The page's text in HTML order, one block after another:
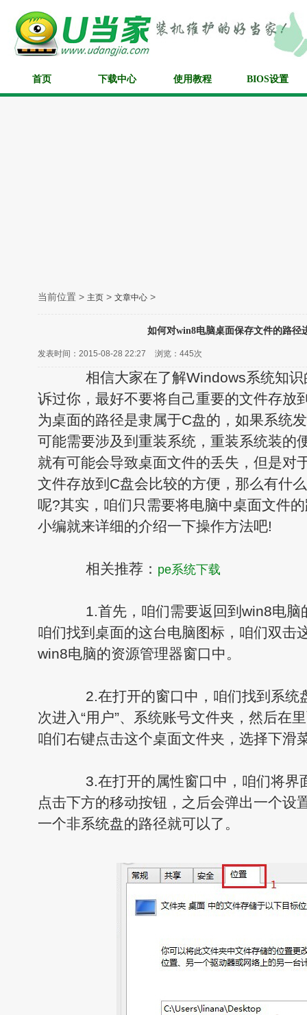
首页 下载中心 使用教程 BIOS设置
当前位置 > 主页 > 文章中心 >
如何对win8电脑桌面保存文件的路径
发表时间：2015-08-28 22:27 浏览： 445次
相信大家在了解Windows系统知识
诉过你，最好不要将自己重要的文件存放
为桌面的路径是隶属于C盘的，如果系统
可能需要涉及到重装系统，重装系统装的
就有可能会导致桌面文件的丢失，但是对
文件存放到C盘会比较的方便，那么有什
呢?其实，咱们只需要将电脑中桌面文件
小编就来详细的介绍一下操作方法吧!
相关推荐： pe系统下载
1.首先，咱们需要返回到win8电脑
咱们找到桌面的这台电脑图标，咱们双击
win8电脑的资源管理器窗口中。
2.在打开的窗口中，咱们找到系统
次进入“用户”、系统账号文件夹，然后在
咱们右键点击这个桌面文件夹，选择下滑
3.在打开的属性窗口中，咱们将界
点击下方的移动按钮，之后会弹出一个设
一个非系统盘的路径就可以了。